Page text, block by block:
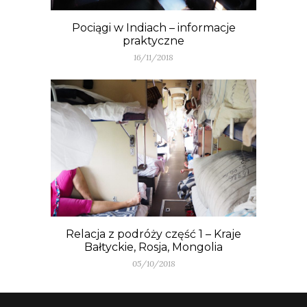
Pociągi w Indiach – informacje
praktyczne
16/11/2018
Relacja z podróży część 1 – Kraje
Bałtyckie, Rosja, Mongolia
05/10/2018